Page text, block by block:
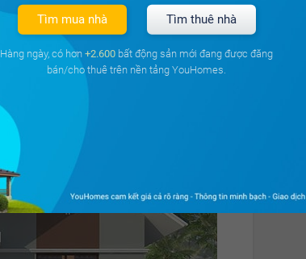
Tìm mua nhà Tìm thuê nhà
Hàng ngày, có hơn +2.600 bất động sản mới đang được đăng
bán/cho thuê trên nền tảng YouHomes.